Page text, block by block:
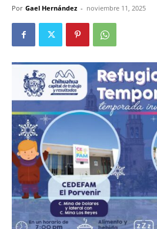
Por Gael Hernández - noviembre 11, 2025